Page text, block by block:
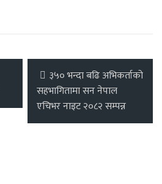
३५० भन्दा बढि अभिकर्ताको
सहभागितामा सन नेपाल
एचिभर नाइट २०८२ सम्पन्न